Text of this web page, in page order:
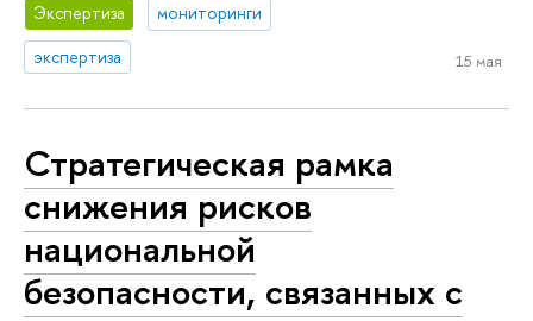
Экспертиза
мониторинги
экспертиза
15 мая
Стратегическая рамка
снижения рисков
национальной
безопасности, связанных с